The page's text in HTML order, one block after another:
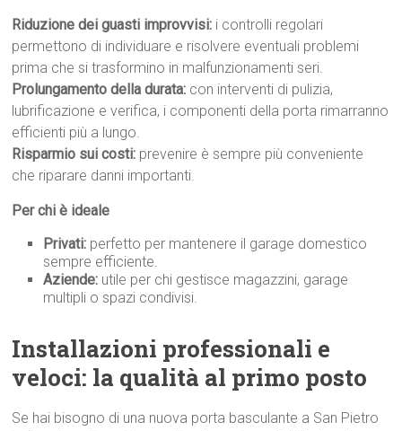
Riduzione dei guasti improvvisi: i controlli regolari
permettono di individuare e risolvere eventuali problemi
prima che si trasformino in malfunzionamenti seri.
Prolungamento della durata: con interventi di pulizia,
lubrificazione e verifica, i componenti della porta rimarranno
efficienti più a lungo.
Risparmio sui costi: prevenire è sempre più conveniente
che riparare danni importanti.
Per chi è ideale
Privati: perfetto per mantenere il garage domestico
sempre efficiente.
Aziende: utile per chi gestisce magazzini, garage
multipli o spazi condivisi.
Installazioni professionali e
veloci: la qualità al primo posto
Se hai bisogno di una nuova porta basculante a San Pietro